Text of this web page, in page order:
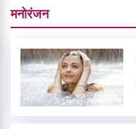
मनोरंजन